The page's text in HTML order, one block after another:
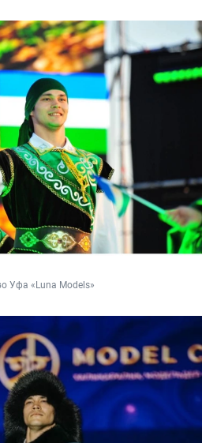
Уфа «Luna Models»